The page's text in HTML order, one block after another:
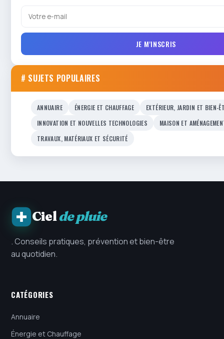
JE M'INSCRIS
# SUJETS POPULAIRES
ANNUAIRE ÉNERGIE ET CHAUFFAGE
EXTÉRIEUR, JARDIN ET BIEN-
INNOVATION ET NOUVELLES TECHNOLOGIES
MAISON ET
TRAVAUX, MATÉRIAUX ET SÉCURITÉ
Cielde pluie
. Conseils pratiques, prévention et bien-être
au quotidien.
CATÉGORIES
Annuaire
Énergie et Chauffage